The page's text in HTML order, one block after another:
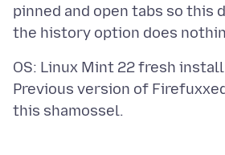
pinned and open tabs so this
OS: Linux Mint 22 fresh
Previous version of